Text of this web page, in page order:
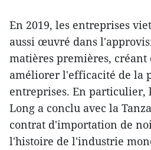
En 2019, les entreprises
aussi œuvré dans
matières premières,
améliorer l'efficacité de la
entreprises. En particulier,
Long a conclu avec la
contrat d'importation de
l'histoire de l'industrie